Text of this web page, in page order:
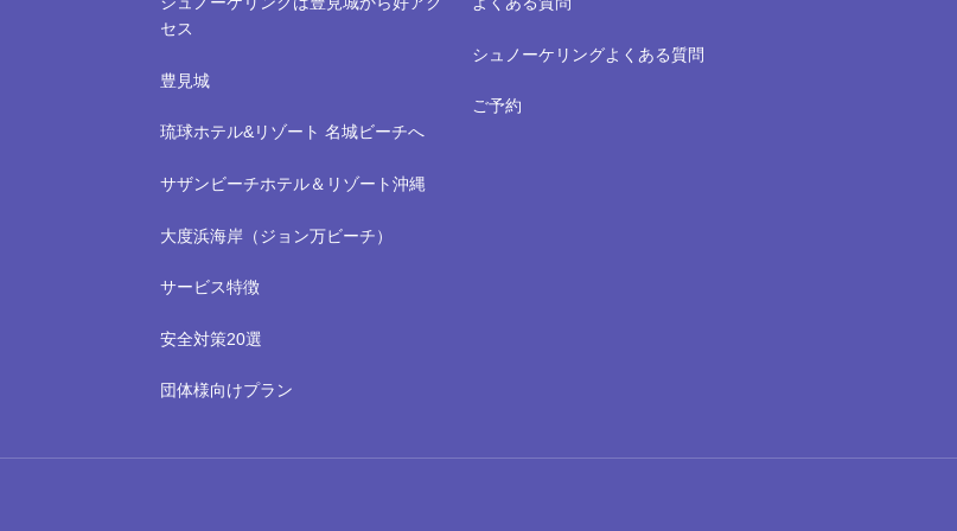
セス
豊見城
琉球ホテル&リゾート 名城ビーチへ
サザンビーチホテル＆リゾート沖縄
大度浜海岸（ジョン万ビーチ）
サービス特徴
安全対策20選
団体様向けプラン
シュノーケリングよくある質問
ご予約